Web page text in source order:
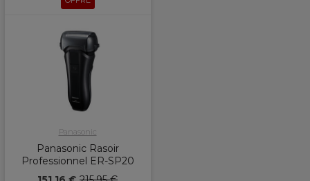
Panasonic
Panasonic Rasoir
Professionnel ER-SP20